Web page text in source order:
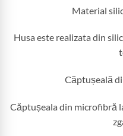
Material
Husa este realizata din
Căptușeală
Căptușeala din microfibră